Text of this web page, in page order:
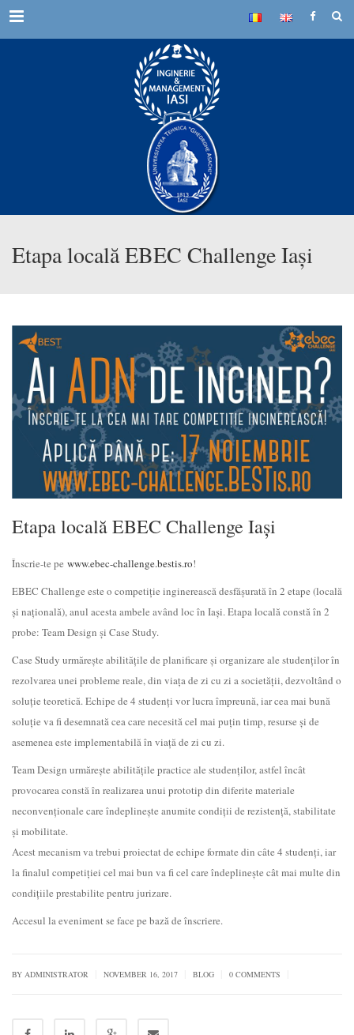
Menu
Etapa locală EBEC Challenge Iași
Etapa locală EBEC Challenge Iași
Înscrie-te pe www.ebec-challenge.bestis.ro!
EBEC Challenge este o competiție inginerească desfășurată în 2 etape (locală
și națională), anul acesta ambele având loc în Iași. Etapa locală constă în 2
probe: Team Design și Case Study.
Case Study urmăreşte abilităţile de planificare şi organizare ale studenţilor în
rezolvarea unei probleme reale, din viaţa de zi cu zi a societăţii, dezvoltând o
soluţie teoretică. Echipe de 4 studenţi vor lucra împreună, iar cea mai bună
soluţie va fi desemnată cea care necesită cel mai puţin timp, resurse şi de
asemenea este implementabilă în viaţă de zi cu zi.
Team Design urmăreşte abilităţile practice ale studenţilor, astfel încât
provocarea constă în realizarea unui prototip din diferite materiale
neconvenţionale care îndeplineşte anumite condiţii de rezistenţă, stabilitate
şi mobilitate.
Acest mecanism va trebui proiectat de echipe formate din câte 4 studenţi, iar
la finalul competiţiei cel mai bun va fi cel care îndeplineşte cât mai multe din
condiţiile prestabilite pentru jurizare.
Accesul la eveniment se face pe bază de înscriere.
BY ADMINISTRATOR NOVEMBER 16, 2017 BLOG 0 COMMENTS